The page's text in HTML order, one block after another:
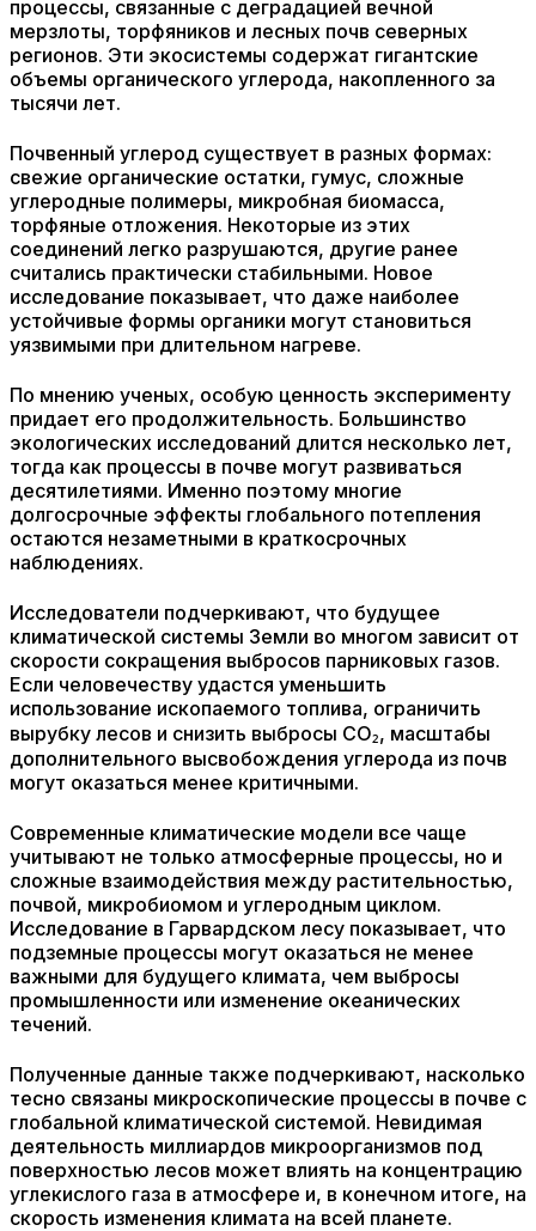
процессы, связанные с деградацией вечной
мерзлоты, торфяников и лесных почв северных
регионов. Эти экосистемы содержат гигантские
объемы органического углерода, накопленного за
тысячи лет.
Почвенный углерод существует в разных формах:
свежие органические остатки, гумус, сложные
углеродные полимеры, микробная биомасса,
торфяные отложения. Некоторые из этих
соединений легко разрушаются, другие ранее
считались практически стабильными. Новое
исследование показывает, что даже наиболее
устойчивые формы органики могут становиться
уязвимыми при длительном нагреве.
По мнению ученых, особую ценность эксперименту
придает его продолжительность. Большинство
экологических исследований длится несколько лет,
тогда как процессы в почве могут развиваться
десятилетиями. Именно поэтому многие
долгосрочные эффекты глобального потепления
остаются незаметными в краткосрочных
наблюдениях.
Исследователи подчеркивают, что будущее
климатической системы Земли во многом зависит от
скорости сокращения выбросов парниковых газов.
Если человечеству удастся уменьшить
использование ископаемого топлива, ограничить
вырубку лесов и снизить выбросы CO₂, масштабы
дополнительного высвобождения углерода из почв
могут оказаться менее критичными.
Современные климатические модели все чаще
учитывают не только атмосферные процессы, но и
сложные взаимодействия между растительностью,
почвой, микробиомом и углеродным циклом.
Исследование в Гарвардском лесу показывает, что
подземные процессы могут оказаться не менее
важными для будущего климата, чем выбросы
промышленности или изменение океанических
течений.
Полученные данные также подчеркивают, насколько
тесно связаны микроскопические процессы в почве с
глобальной климатической системой. Невидимая
деятельность миллиардов микроорганизмов под
поверхностью лесов может влиять на концентрацию
углекислого газа в атмосфере и, в конечном итоге, на
скорость изменения климата на всей планете.